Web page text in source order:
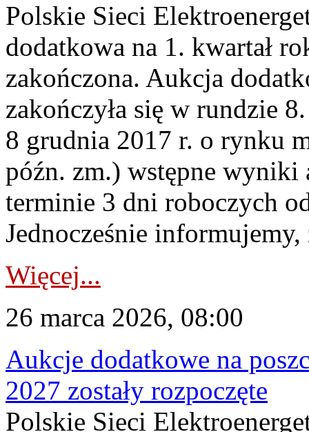
Polskie Sieci
dodatkowa na 1. kwartał
zakończona. Aukcja
zakończyła się w rundzie
8 grudnia 2017 r. o rynku
późn. zm.) wstępne
terminie 3 dni roboczych
Jednocześnie informujemy,
Więcej...
26 marca 2026, 08:00
Aukcje dodatkowe na
2027 zostały rozpoczęte
Polskie Sieci